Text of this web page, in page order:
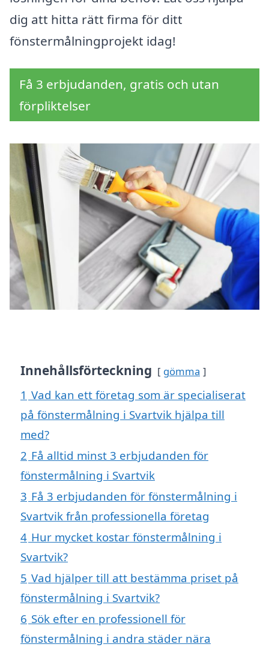
dig att hitta rätt firma för ditt
fönstermålningprojekt idag!
Få 3 erbjudanden, gratis och utan
förpliktelser
Innehållsförteckning gömma
1 Vad kan ett företag som är specialiserat
på fönstermålning i Svartvik hjälpa till
med?
2 Få alltid minst 3 erbjudanden för
fönstermålning i Svartvik
3 Få 3 erbjudanden för fönstermålning i
Svartvik från professionella företag
4 Hur mycket kostar fönstermålning i
Svartvik?
5 Vad hjälper till att bestämma priset på
fönstermålning i Svartvik?
6 Sök efter en professionell för
fönstermålning i andra städer nära